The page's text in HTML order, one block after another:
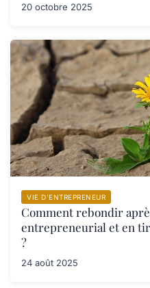
20 octobre 2025
VIE D’ENTREPRENEUR
Comment rebondir
entrepreneurial et en
?
24 août 2025